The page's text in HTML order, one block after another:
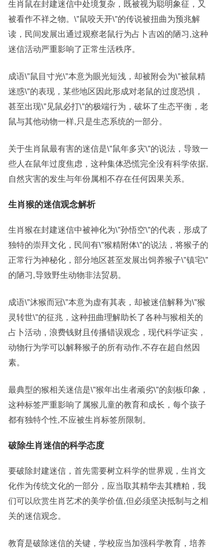
生肖鼠在封建迷信中处境复杂，既被视为聪明象征，又
被看作不祥之物。\”鼠咬天开\”的传说被扭曲为预兆解
读，民间发展出通过观察老鼠行为占卜吉凶的陋习,这种
迷信活动严重影响了正常生活秩序。
成语\”鼠目寸光\”本意为眼光短浅，却被附会为\”被鼠精
迷惑\”的表现，某些地区因此形成对老鼠的过度恐惧，
甚至出现\”见鼠必打\”的极端行为，破坏了生态平衡，老
鼠与其他动物一样,只是生态系统的一部分。
关于生肖鼠最有害的迷信是\”鼠年多灾\”的说法，导致一
些人在鼠年过度焦虑，这种集体恐慌完全没有科学依据,
自然灾害的发生与年份属相不存在任何因果关系。
生肖猴的迷信观念解析
生肖猴在封建迷信中被神化为\”孙悟空\”的代表，形成了
独特的崇拜文化，民间有\”猴精附体\”的说法，将猴子的
正常行为神秘化，部分地区甚至发展出饲养猴子\”镇宅\”
的陋习,导致野生动物非法贸易。
成语\”沐猴而冠\”本意为虚有其表，却被迷信解释为\”猴
灵转世\”的征兆，这种扭曲理解助长了各种与猴相关的
占卜活动，浪费钱财且传播错误观念，现代科学证实，
动物行为学可以解释猴子的所有动作,不存在超自然因
素。
最典型的猴相关迷信是\”猴年出生者顽劣\”的刻板印象，
这种标签严重影响了属猴儿童的教育和成长，每个孩子
都有独特个性,不应被生肖标签所限制。
破除生肖迷信的科学态度
要破除封建迷信，首先需要树立科学的世界观，生肖文
化作为传统文化的一部分，应当取其精华去其糟粕，我
们可以欣赏生肖艺术的美学价值,但必须坚决抵制与之相
关的迷信观念。
教育是破除迷信的关键，学校应当加强科学教育，培养